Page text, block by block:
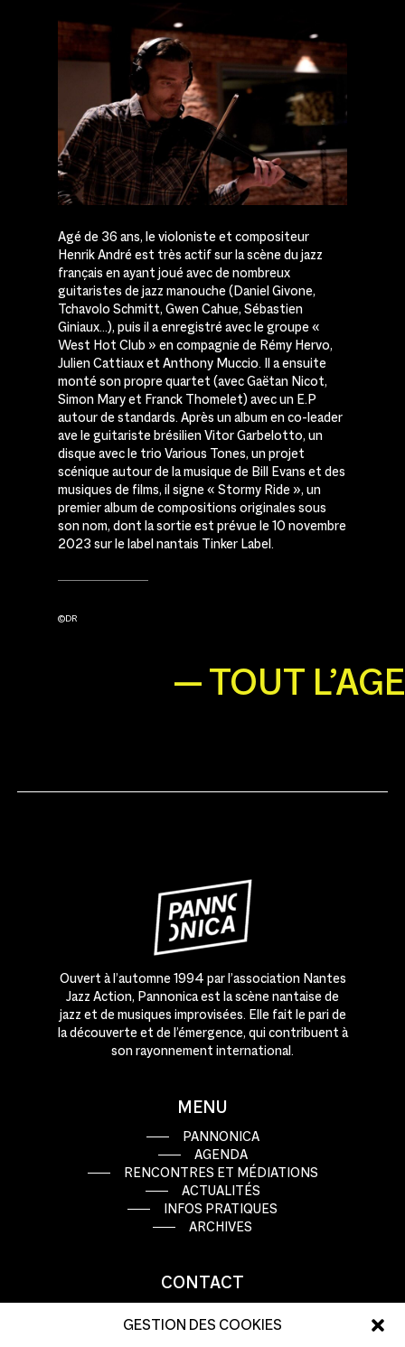
GESTION DES COOKIES
Agé de 36 ans, le violoniste et compositeur
Henrik André est très actif sur la scène du jazz
français en ayant joué avec de nombreux
guitaristes de jazz manouche (Daniel Givone,
Tchavolo Schmitt, Gwen Cahue, Sébastien
Giniaux…), puis il a enregistré avec le groupe «
West Hot Club » en compagnie de Rémy Hervo,
Julien Cattiaux et Anthony Muccio. Il a ensuite
monté son propre quartet (avec Gaëtan Nicot,
Simon Mary et Franck Thomelet) avec un E.P
autour de standards. Après un album en co-leader
ave le guitariste brésilien Vitor Garbelotto, un
disque avec le trio Various Tones, un projet
scénique autour de la musique de Bill Evans et des
musiques de films, il signe « Stormy Ride », un
premier album de compositions originales sous
son nom, dont la sortie est prévue le 10 novembre
2023 sur le label nantais Tinker Label.
©DR
— TOUT
Ouvert à l’automne 1994 par l’association Nantes
Jazz Action, Pannonica est la scène nantaise de
jazz et de musiques improvisées. Elle fait le pari de
la découverte et de l’émergence, qui contribuent à
son rayonnement international.
MENU
PANNONICA
AGENDA
RENCONTRES ET MÉDIATIONS
ACTUALITÉS
INFOS PRATIQUES
ARCHIVES
CONTACT
44000 Nantes